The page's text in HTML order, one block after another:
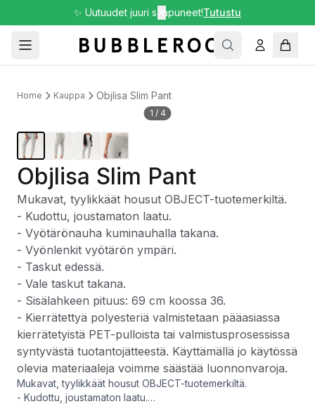
✨ Uutuudet juuri saapuneet!Tutustu
Home Kauppa Objlisa Slim Pant
1 / 4
Objlisa Slim Pant
Mukavat, tyylikkäät housut OBJECT-tuotemerkiltä.
- Kudottu, joustamaton laatu.
- Vyötärönauha kuminauhalla takana.
- Vyönlenkit vyötärön ympäri.
- Taskut edessä.
- Vale taskut takana.
- Sisälahkeen pituus: 69 cm koossa 36.
- Kierrätettyä polyesteriä valmistetaan pääasiassa
kierrätetyistä PET-pulloista tai valmistusprosessissa
syntyvästä tuotantojätteestä. Käyttämällä jo käytössä
olevia materiaaleja voimme säästää luonnonvaroja.
Mukavat, tyylikkäät housut OBJECT-tuotemerkiltä.
- Kudottu, joustamaton laatu.